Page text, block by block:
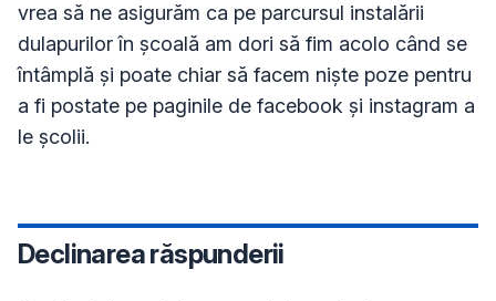
vrea să ne asigurăm ca pe parcursul instalării
dulapurilor în școală am dori să fim acolo când se
întâmplă și poate chiar să facem niște poze pentru
a fi postate pe paginile de facebook și instagram a
le școlii.
Declinarea răspunderii